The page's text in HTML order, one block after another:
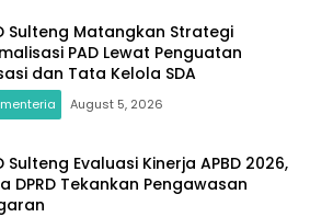
Sulteng Matangkan Strategi
PAD Lewat Penguatan
dan Tata Kelola SDA
August 5, 2026
Sulteng Evaluasi Kinerja APBD 2026,
DPRD Tekankan Pengawasan